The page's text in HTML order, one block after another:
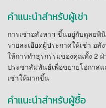
คำแนะนำสำหรับผู้เช่า
การเช่าอสังหาฯ ขึ้นอยู่กับดุลย
รายละเอียดผู้ประกาศให้เช่า อสั
ให้การทำธุรกรรมของคุณทั้ง 2 ฝ่
ประชาสัมพันธ์เพื่อขยายโอกาส
เช่าให้มากขึ้น
คำแนะนำสำหรับผู้ซื้อ